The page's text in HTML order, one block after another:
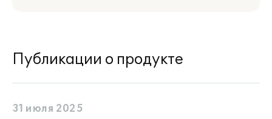
Публикации о продукте
31 июля 2025